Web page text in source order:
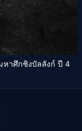
หาศึกชิงบัลลังก์ ปี 4